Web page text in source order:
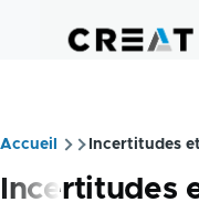
Fil
d'Ariane
Accueil Incertitudes et
Incertitudes